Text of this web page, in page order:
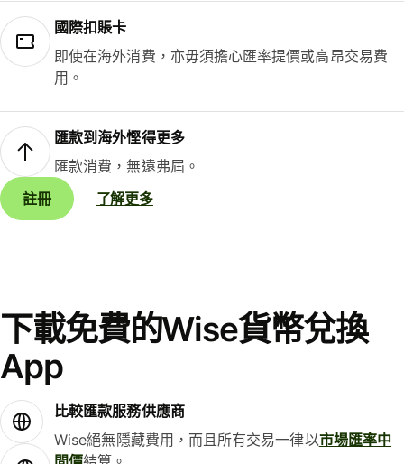
國際扣賬卡
即使在海外消費，亦毋須擔心匯率提價或高昂交易費
用。
匯款到海外慳得更多
匯款消費，無遠弗屆。
註冊
了解更多
下載免費的Wise貨幣兌換
App
比較匯款服務供應商
Wise絕無隱藏費用，而且所有交易一律以市場匯率中